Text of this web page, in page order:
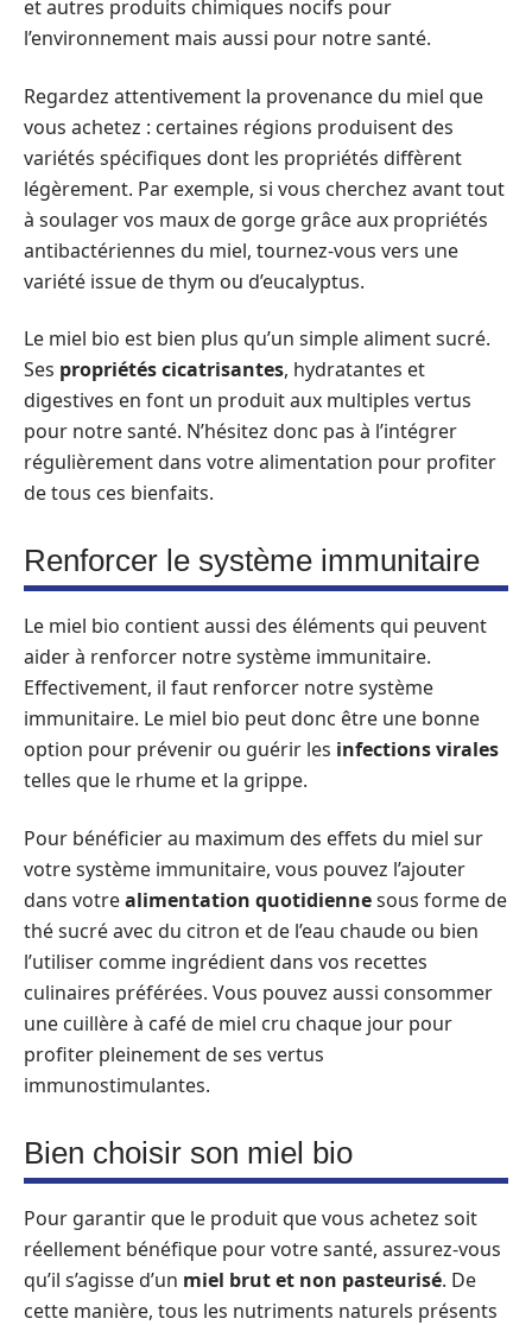
et autres produits chimiques nocifs pour
l’environnement mais aussi pour notre santé.
Regardez attentivement la provenance du miel que
vous achetez : certaines régions produisent des
variétés spécifiques dont les propriétés diffèrent
légèrement. Par exemple, si vous cherchez avant tout
à soulager vos maux de gorge grâce aux propriétés
antibactériennes du miel, tournez-vous vers une
variété issue de thym ou d’eucalyptus.
Le miel bio est bien plus qu’un simple aliment sucré.
Ses propriétés cicatrisantes, hydratantes et
digestives en font un produit aux multiples vertus
pour notre santé. N’hésitez donc pas à l’intégrer
régulièrement dans votre alimentation pour profiter
de tous ces bienfaits.
Renforcer le système immunitaire
Le miel bio contient aussi des éléments qui peuvent
aider à renforcer notre système immunitaire.
Effectivement, il faut renforcer notre système
immunitaire. Le miel bio peut donc être une bonne
option pour prévenir ou guérir les infections virales
telles que le rhume et la grippe.
Pour bénéficier au maximum des effets du miel sur
votre système immunitaire, vous pouvez l’ajouter
dans votrealimentation quotidiennesous forme de
thé sucré avec du citron et de l’eau chaude ou bien
l’utiliser comme ingrédient dans vos recettes
culinaires préférées. Vous pouvez aussi consommer
une cuillère à café de miel cru chaque jour pour
profiter pleinement de ses vertus
immunostimulantes.
Bien choisir son miel bio
Pour garantir que le produit que vous achetez soit
réellement bénéfique pour votre santé, assurez-vous
qu’il s’agisse d’un miel brut et non pasteurisé. De
cette manière, tous les nutriments naturels présents